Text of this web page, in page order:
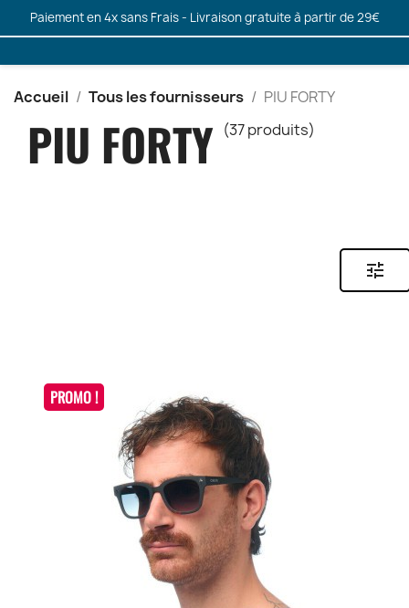
Paiement en 4x sans Frais - Livraison gratuite à partir de 29€
Accueil Tous les fournisseurs PIU FORTY
PIU FORTY (37 produits)
tune
PROMO !